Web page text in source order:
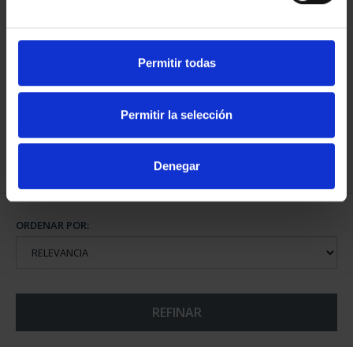
Permitir todas
Permitir la selección
Denegar
CIUDADES PATRIMONIO
73,00 €
ORDENAR POR:
REFINAR